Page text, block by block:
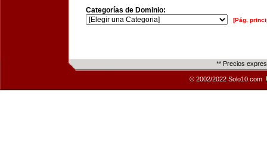
Categorías de Dominio:
[Pág.
** Precios
© 2002/2022 Solo10.com